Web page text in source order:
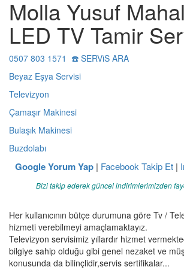
Molla Yusuf
LED TV Tamir
0507 803 1571 ☎️ SERViS ARA
Beyaz Eşya Servisi
Televizyon
Çamaşır Makinesi
Bulaşık Makinesi
Buzdolabı
Google Yorum Yap| Facebook Takip Et|
Bizi takip ederek güncel indirimlerimizden
Her kullanıcının bütçe durumuna göre Tv /
hizmeti verebilmeyi amaçlamaktayız.
Televizyon servisimiz yıllardır hizmet
bilgiye sahip olduğu gibi genel nezaket ve
konusunda da bilinçlidir,servis sertifikalar...